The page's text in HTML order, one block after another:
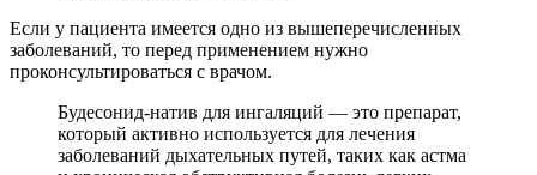
Если у пациента имеется одно из вышеперечисленных
заболеваний, то перед применением нужно
проконсультироваться с врачом.
Будесонид-натив для ингаляций — это препарат,
который активно используется для лечения
заболеваний дыхательных путей, таких как астма